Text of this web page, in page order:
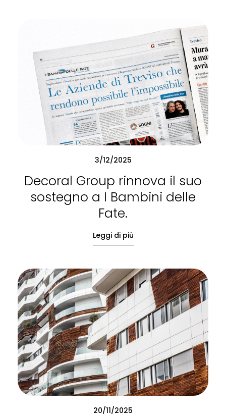
3/12/2025
Decoral Group rinnova il suo
sostegno a I Bambini delle
Fate.
Leggi di più
20/11/2025